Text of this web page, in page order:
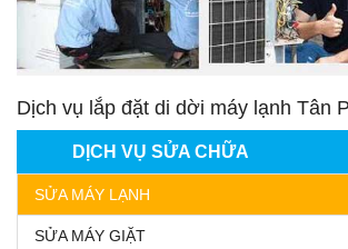
DỊCH VỤ SỬA CHỮA
SỬA MÁY LẠNH
SỬA MÁY GIẶT
Dịch vụ lắp đặt di dời máy lạnh Tân